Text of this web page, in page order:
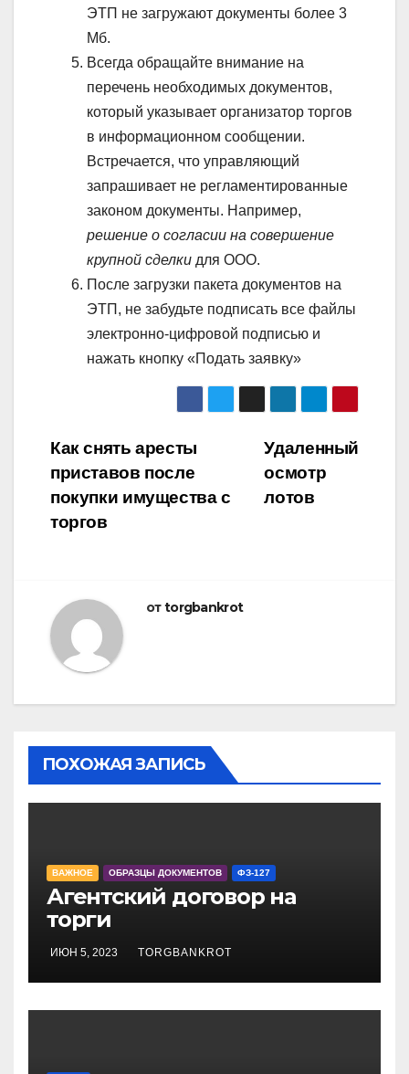
ЭТП не загружают документы более 3
Мб.
Всегда обращайте внимание на
перечень необходимых документов,
который указывает организатор торгов
в информационном сообщении.
Встречается, что управляющий
запрашивает не регламентированные
законом документы. Например,
решение о согласии на совершение
крупной сделки для ООО.
После загрузки пакета документов на
ЭТП, не забудьте подписать все файлы
электронно-цифровой подписью и
нажать кнопку «Подать заявку»
Навигация
по
записям
Удаленный
осмотр
лотов
Как снять аресты
приставов после
покупки имущества с
торгов
отtorgbankrot
ПОХОЖАЯ ЗАПИСЬ
ВАЖНОЕ ОБРАЗЦЫ ДОКУМЕНТОВ ФЗ-127
Агентский договор на
торги
ИЮН 5, 2023 TORGBANKROT